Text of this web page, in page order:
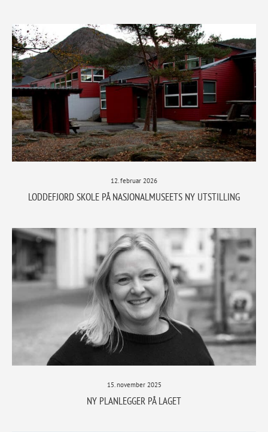
12. februar 2026
LODDEFJORD SKOLE PÅ NASJONALMUSEETS NY UTSTILLING
15. november 2025
NY PLANLEGGER PÅ LAGET